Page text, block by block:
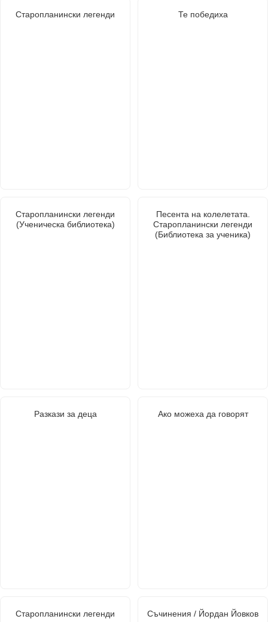
Старопланински легенди Те победиха
Старопланински легенди
(Ученическа библиотека)
Песента на колелетата.
Старопланински легенди
(Библиотека за ученика)
Разкази за деца Ако можеха да говорят
Старопланински легенди Съчинения / Йордан Йовков